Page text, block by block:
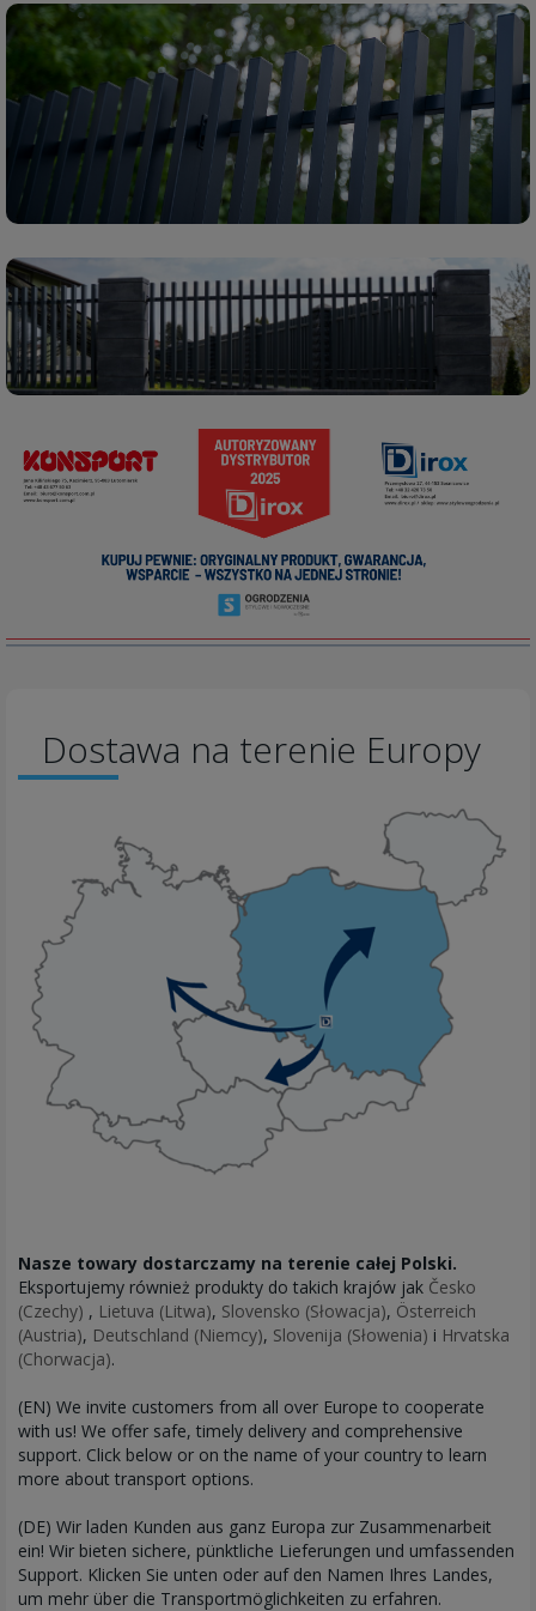
Dostawa na terenie Europy
Nasze towary dostarczamy na terenie całej Polski.
Eksportujemy również produkty do takich krajów jak Česko
(Czechy) , Lietuva (Litwa), Slovensko (Słowacja), Österreich
(Austria), Deutschland (Niemcy), Slovenija (Słowenia) i Hrvatska
(Chorwacja).
(EN) We invite customers from all over Europe to cooperate
with us! We offer safe, timely delivery and comprehensive
support. Click below or on the name of your country to learn
more about transport options.
(DE) Wir laden Kunden aus ganz Europa zur Zusammenarbeit
ein! Wir bieten sichere, pünktliche Lieferungen und umfassenden
Support. Klicken Sie unten oder auf den Namen Ihres Landes,
um mehr über die Transportmöglichkeiten zu erfahren.